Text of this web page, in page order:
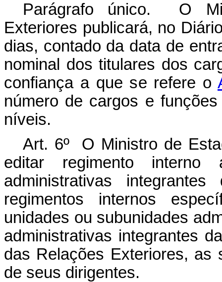
Parágrafo único. O
Exteriores publicará, no
dias, contado da data de
nominal dos titulares dos
confiança a que se refere o
número de cargos e
níveis.
Art. 6º O Ministro de
editar regimento interno
administrativas
regimentos internos
unidades ou subunidades
administrativas integrantes
das Relações Exteriores, as
de seus dirigentes.